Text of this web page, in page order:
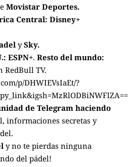
Movistar Deportes.
Central: Disney+
ySky.
ESPN+. Resto del mundo:
RedBull TV.
p/DHWIEVsIaEt/?
de Telegram haciendo
informaciones secretas y
y no te pierdas ninguna
del pádel!